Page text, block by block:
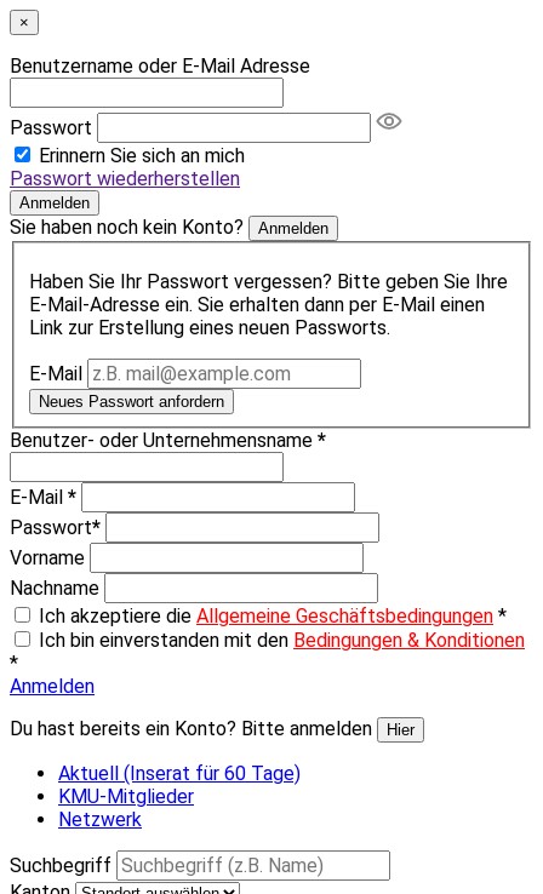
×
Benutzername oder E-Mail Adresse
Passwort
Erinnern Sie sich an mich
Passwort wiederherstellen
Anmelden
Sie haben noch kein Konto? Anmelden
Haben Sie Ihr Passwort vergessen? Bitte geben Sie Ihre
E-Mail-Adresse ein. Sie erhalten dann per E-Mail einen
Link zur Erstellung eines neuen Passworts.
E-Mail
Neues Passwort anfordern
Benutzer- oder Unternehmensname *
E-Mail *
Passwort*
Vorname
Nachname
Ich akzeptiere die Allgemeine Geschäftsbedingungen *
Ich bin einverstanden mit den Bedingungen & Konditionen
*
Anmelden
Du hast bereits ein Konto? Bitte anmelden
Hier
Aktuell (Inserat für 60 Tage)
KMU-Mitglieder
Netzwerk
Suchbegriff